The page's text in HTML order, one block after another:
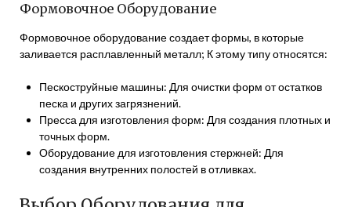
Формовочное Оборудование
Формовочное оборудование создает формы, в которые
заливается расплавленный металл; К этому типу относятся:
Пескоструйные машины: Для очистки форм от остатков
песка и других загрязнений.
Пресса для изготовления форм: Для создания плотных и
точных форм.
Оборудование для изготовления стержней: Для
создания внутренних полостей в отливках.